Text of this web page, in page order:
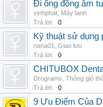
Đi ống đồng âm
vinhphat Máy lạnh
Trả lời:
0
Kỹ thuật sử dụng
nana01
Giao lưu
Trả lời:
0
CHITUBOX
Drograms Thông gió
Trả lời:
0
9 Ưu Điểm Của